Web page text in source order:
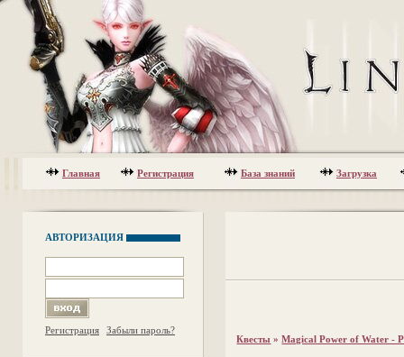
Главная Регистрация База знаний Загрузка
АВТОРИЗАЦИЯ
Регистрация Забыли пароль?
Квесты »Magical Power of Water -